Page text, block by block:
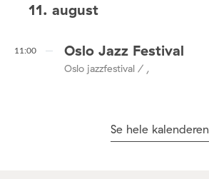
11. august
11:00 Oslo Jazz Festival
Oslo jazzfestival / ,
Se hele kalenderen